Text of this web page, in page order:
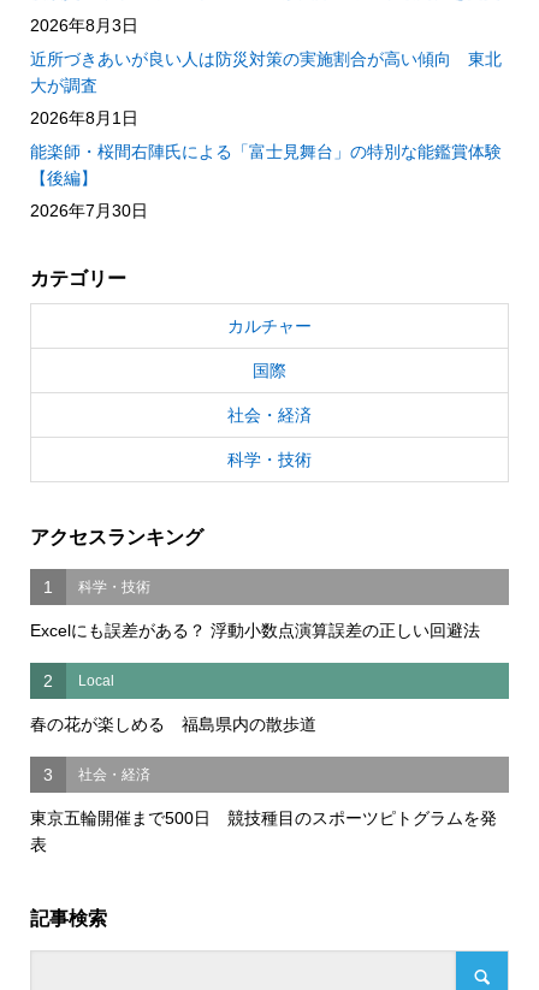
2026年8月3日
近所づきあいが良い人は防災対策の実施割合が高い傾向 東北
大が調査
2026年8月1日
能楽師・桜間右陣氏による「富士見舞台」の特別な能鑑賞体験
【後編】
2026年7月30日
カテゴリー
カルチャー
国際
社会・経済
科学・技術
アクセスランキング
1 科学・技術
Excelにも誤差がある？ 浮動小数点演算誤差の正しい回避法
2 Local
春の花が楽しめる 福島県内の散歩道
3 社会・経済
東京五輪開催まで500日 競技種目のスポーツピトグラムを発
表
記事検索